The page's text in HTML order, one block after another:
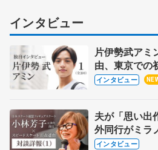
インタビュー
片伊勢武アミ
由、東京で
目スケーター
インタビュー
夫が「思い出
外同行がミ
クでは不良
インタビュー